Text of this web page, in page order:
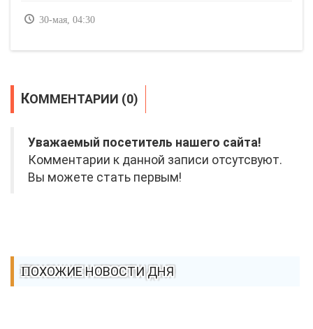
30-мая, 04:30
КОММЕНТАРИИ (0)
Уважаемый посетитель нашего сайта!
Комментарии к данной записи отсутсвуют.
Вы можете стать первым!
ПОХОЖИЕ НОВОСТИ ДНЯ